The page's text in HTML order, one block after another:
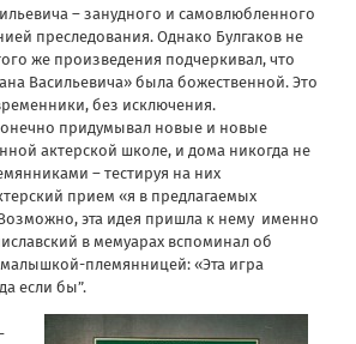
– занудного и самовлюбленного
преследования. Однако Булгаков не
же произведения подчеркивал, что
Васильевича» была божественной. Это
без исключения.
придумывал новые и новые
актерской школе, и дома никогда не
– тестируя на них
прием «я в предлагаемых
эта идея пришла к нему именно
в мемуарах вспоминал об
племянницей: «Эта игра
если бы”.